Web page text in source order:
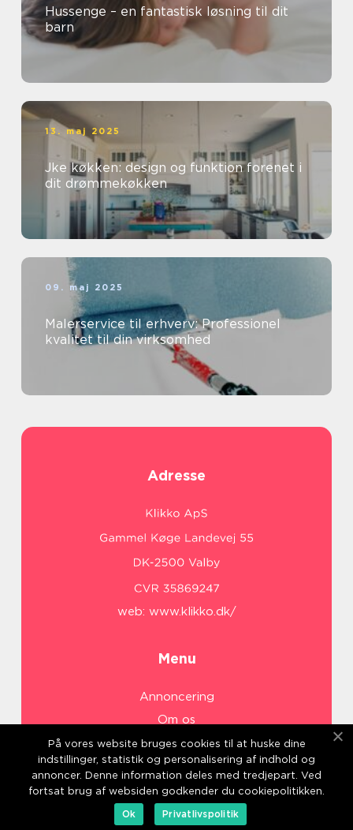
Hussenge – en fantastisk løsning til dit
barn
13. maj 2025
Jke køkken: design og funktion forenet i
dit drømmekøkken
09. maj 2025
Malerservice til erhverv: Professionel
kvalitet til din virksomhed
Adresse
web: www.klikko.dk/
Menu
Annoncering
Om os
Cookies
Kontakt os
Sitemap
På vores website bruges cookies til at huske dine
indstillinger, statistik og personalisering af indhold og
annoncer. Denne information deles med tredjepart. Ved
fortsat brug af websiden godkender du cookiepolitikken.
Ok
Privatlivspolitik